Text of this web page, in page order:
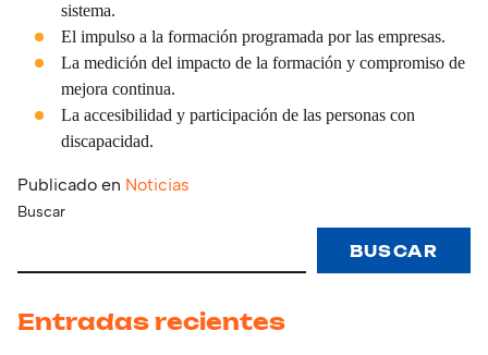
sistema.
El impulso a la formación programada por las empresas.
La medición del impacto de la formación y compromiso de
mejora continua.
La accesibilidad y participación de las personas con
discapacidad.
Publicado en Noticias
Buscar
BUSCAR
Entradas recientes